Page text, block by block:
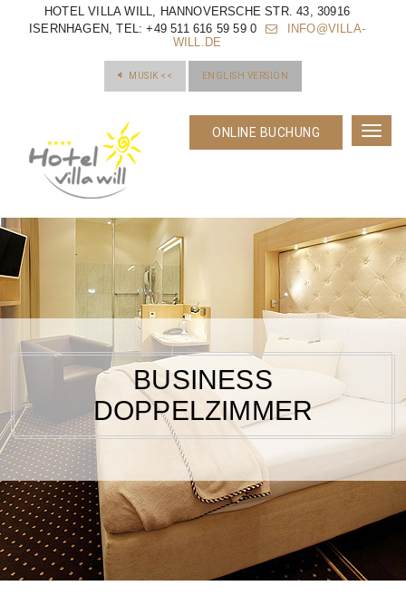
HOTEL VILLA WILL, HANNOVERSCHE STR. 43, 30916
ISERNHAGEN, TEL: +49 511 616 59 59 0
INFO@VILLA-
WILL.DE
MUSIK << ENGLISH VERSION
ONLINE BUCHUNG
BUSINESS
DOPPELZIMMER